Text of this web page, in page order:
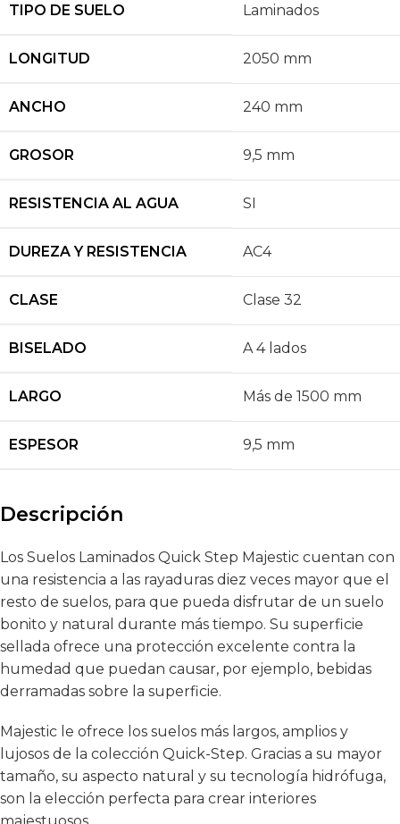
TIPO DE SUELO Laminados
LONGITUD 2050 mm
ANCHO 240 mm
GROSOR 9,5 mm
RESISTENCIA AL AGUA SI
DUREZA Y RESISTENCIA AC4
CLASE Clase 32
BISELADO A 4 lados
LARGO Más de 1500 mm
ESPESOR 9,5 mm
Descripción
Los Suelos Laminados Quick Step Majestic cuentan con
una resistencia a las rayaduras diez veces mayor que el
resto de suelos, para que pueda disfrutar de un suelo
bonito y natural durante más tiempo. Su superficie
sellada ofrece una protección excelente contra la
humedad que puedan causar, por ejemplo, bebidas
derramadas sobre la superficie.
Majestic le ofrece los suelos más largos, amplios y
lujosos de la colección Quick-Step. Gracias a su mayor
tamaño, su aspecto natural y su tecnología hidrófuga,
son la elección perfecta para crear interiores